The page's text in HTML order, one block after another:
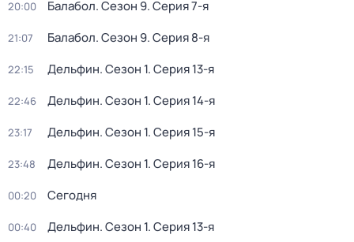
20:00 Балабол. Сезон 9. Серия 7-я
21:07 Балабол. Сезон 9. Серия 8-я
22:15 Дельфин. Сезон 1. Серия 13-я
22:46 Дельфин. Сезон 1. Серия 14-я
23:17 Дельфин. Сезон 1. Серия 15-я
23:48 Дельфин. Сезон 1. Серия 16-я
00:20 Сегодня
00:40 Дельфин. Сезон 1. Серия 13-я